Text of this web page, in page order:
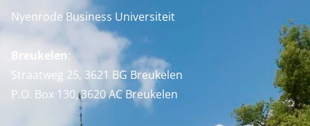
Nyenrode Business Universiteit
Breukelen:
Straatweg 25, 3621 BG Breukelen
P.O. Box 130, 3620 AC Breukelen